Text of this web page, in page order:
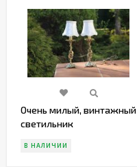
Очень милый, винтажный
светильник
В НАЛИЧИИ